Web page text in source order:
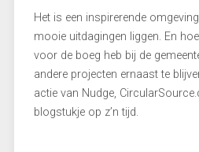
Het is een inspirerende
mooie uitdagingen liggen. En
voor de boeg heb bij de
andere projecten ernaast te
actie van Nudge,
blogstukje op z’n tijd.